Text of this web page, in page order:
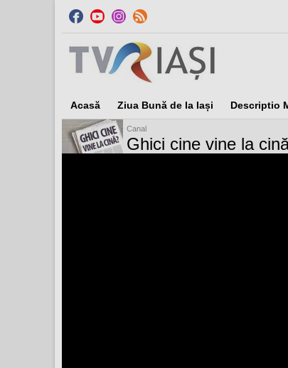
Acasă Ziua Bună de la Iași Descriptio
Canal
Ghici cine vine la